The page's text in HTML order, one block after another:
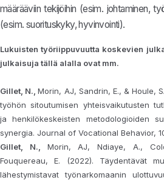
määrääviin tekijöihin (esim. johtaminen,
(esim. suorituskyky, hyvinvointi).
Lukuisten työriippuvuutta koskevien
julkaisuja tällä alalla ovat mm.
Gillet, N.,Morin, AJ, Sandrin, E., & Houle,
työhön sitoutumisen yhteisvaikutusten
ja henkilökeskeisten metodologioiden
synergia. Journal of Vocational Behavior,
Gillet, N., Morin, AJ, Ndiaye, A.,
Fouquereau, E. (2022). Täydentävät
lähestymistavat työnarkomaanin